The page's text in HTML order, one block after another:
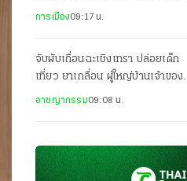
พิพากษา หรือคำสั่งอื่น
การเมือง09:17 น.
จับผับเถื่อนฉะเชิงเทรา ปล่อยเด็ก
เที่ยว ยาเกลื่อน ผู้ใหญ่บ้านเจ้าของ-
อาชญากรรม09:08 น.